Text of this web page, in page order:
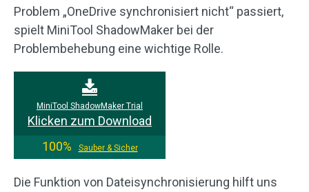
Problem „OneDrive synchronisiert nicht“ passiert,
spielt MiniTool ShadowMaker bei der
Problembehebung eine wichtige Rolle.
MiniTool ShadowMaker Trial
Klicken zum Download
100%
Sauber & Sicher
Die Funktion von Dateisynchronisierung hilft uns